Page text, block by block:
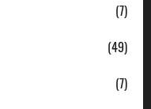
(7)
(49)
(7)